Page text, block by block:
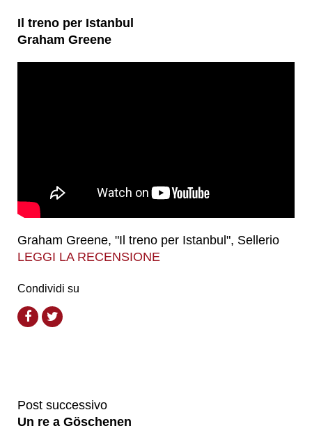
Il treno per Istanbul
Graham Greene
Graham Greene, "Il treno per Istanbul", Sellerio
LEGGI LA RECENSIONE
Condividi su
Post successivo
Un re a Göschenen